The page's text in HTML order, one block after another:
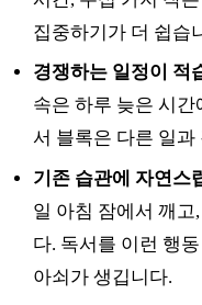
집중하기가 더 쉽습
경쟁하는 일정이 적
속은 하루 늦은 시
서 블록은 다른 일
기존 습관에 자연스
일 아침 잠에서 깨고
다. 독서를 이런 행
아쇠가 생깁니다.